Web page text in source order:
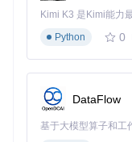
OpCore Simplify欢
览，包含硬件报告
实现高效配置
准备运行环境
Python
0
DataFlow
基于大模型算子和工